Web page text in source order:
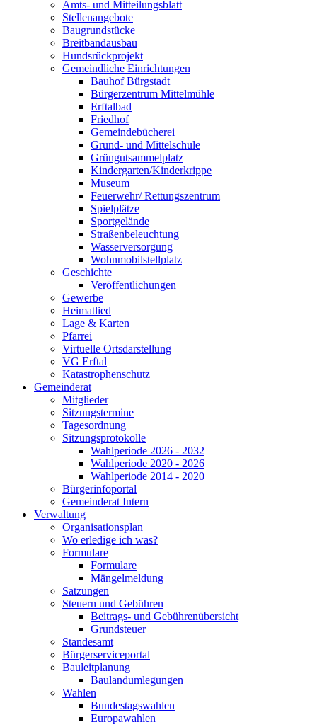
Amts- und Mitteilungsblatt
Stellenangebote
Baugrundstücke
Breitbandausbau
Hundsrückprojekt
Gemeindliche Einrichtungen
Bauhof Bürgstadt
Bürgerzentrum Mittelmühle
Erftalbad
Friedhof
Gemeindebücherei
Grund- und Mittelschule
Grüngutsammelplatz
Kindergarten/Kinderkrippe
Museum
Feuerwehr/ Rettungszentrum
Spielplätze
Sportgelände
Straßenbeleuchtung
Wasserversorgung
Wohnmobilstellplatz
Geschichte
Veröffentlichungen
Gewerbe
Heimatlied
Lage & Karten
Pfarrei
Virtuelle Ortsdarstellung
VG Erftal
Katastrophenschutz
Gemeinderat
Mitglieder
Sitzungstermine
Tagesordnung
Sitzungsprotokolle
Wahlperiode 2026 - 2032
Wahlperiode 2020 - 2026
Wahlperiode 2014 - 2020
Bürgerinfoportal
Gemeinderat Intern
Verwaltung
Organisationsplan
Wo erledige ich was?
Formulare
Formulare
Mängelmeldung
Satzungen
Steuern und Gebühren
Beitrags- und Gebührenübersicht
Grundsteuer
Standesamt
Bürgerserviceportal
Bauleitplanung
Baulandumlegungen
Wahlen
Bundestagswahlen
Europawahlen